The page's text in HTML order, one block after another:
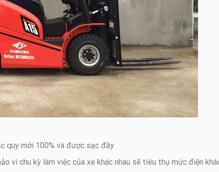
quy mới 100% và được sạc đầy
vì chu kỳ làm việc của xe khác nhau sẽ tiêu thụ mức điện